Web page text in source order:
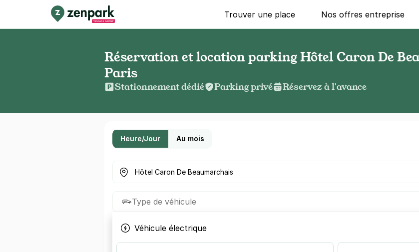
Trouver une place Nos offres entreprise
Réservation et location parking Hôtel Caron De
Paris
Stationnement dédié Parking privé Réservez à l'avance
Heure/Jour Au mois
Où cherchez-vous un parking ?
Type de véhicule
Véhicule électrique